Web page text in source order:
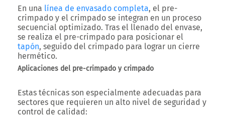
En una línea de envasado completa, el pre-
crimpado y el crimpado se integran en un proceso
secuencial optimizado. Tras el llenado del envase,
se realiza el pre-crimpado para posicionar el
tapón, seguido del crimpado para lograr un cierre
hermético.
Aplicaciones del pre-crimpado y crimpado
Estas técnicas son especialmente adecuadas para
sectores que requieren un alto nivel de seguridad y
control de calidad: